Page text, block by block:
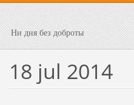
Ни дня без доброты
18 jul 2014